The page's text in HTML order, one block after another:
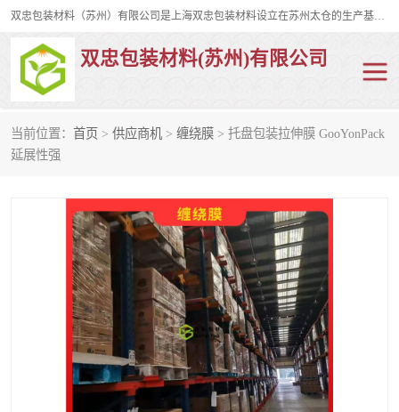
双忠包装材料（苏州）有限公司是上海双忠包装材料设立在苏州太仓的生产基地，占地约2万平米，产品主要有打孔缠绕膜，拉伸蜂窝纸，集装箱充气袋，滑托板，打包带，裹包网兜，防滑纸等箱体和托盘的运输和保护性包材。固永包材®，GooYon Pack®，是我们保护性包装材料的专属品牌。
双忠包装材料(苏州)有限公司
当前位置： 首页 > 供应商机 > 缠绕膜 > 托盘包装拉伸膜 GooYonPack
延展性强
打孔缠绕膜
裹包网兜 纤维打包带
充气袋
缠绕膜
托盘裹包网兜
托盘捆绑带